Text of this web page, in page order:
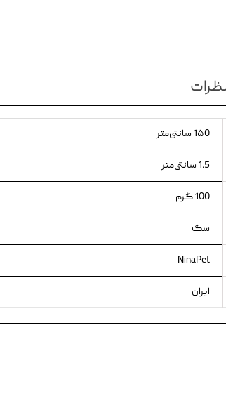
1۵0 سانتی‌متر
1.5 سانتی‌متر
100 گرم
سگ
NinaPet
ایران